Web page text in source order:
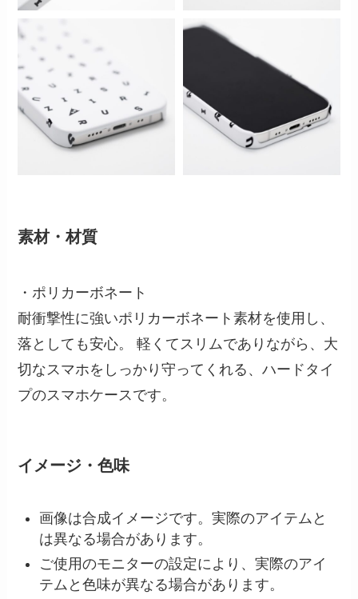
素材・材質
・ポリカーボネート
耐衝撃性に強いポリカーボネート素材を使用し、
落としても安心。 軽くてスリムでありながら、大
切なスマホをしっかり守ってくれる、ハードタイ
プのスマホケースです。
イメージ・色味
画像は合成イメージです。実際のアイテムと
は異なる場合があります。
ご使用のモニターの設定により、実際のアイ
テムと色味が異なる場合があります。